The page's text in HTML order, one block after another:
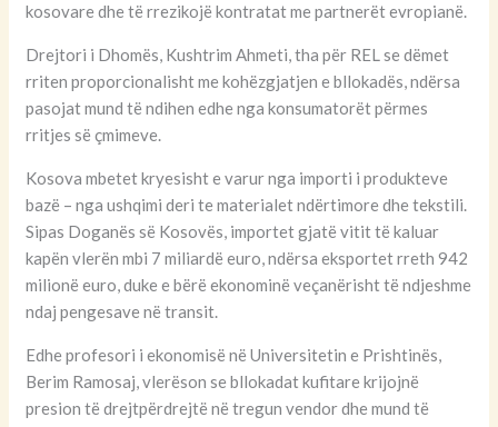
kosovare dhe të rrezikojë kontratat me partnerët evropianë.
Drejtori i Dhomës, Kushtrim Ahmeti, tha për REL se dëmet
rriten proporcionalisht me kohëzgjatjen e bllokadës, ndërsa
pasojat mund të ndihen edhe nga konsumatorët përmes
rritjes së çmimeve.
Kosova mbetet kryesisht e varur nga importi i produkteve
bazë – nga ushqimi deri te materialet ndërtimore dhe tekstili.
Sipas Doganës së Kosovës, importet gjatë vitit të kaluar
kapën vlerën mbi 7 miliardë euro, ndërsa eksportet rreth 942
milionë euro, duke e bërë ekonominë veçanërisht të ndjeshme
ndaj pengesave në transit.
Edhe profesori i ekonomisë në Universitetin e Prishtinës,
Berim Ramosaj, vlerëson se bllokadat kufitare krijojnë
presion të drejtpërdrejtë në tregun vendor dhe mund të